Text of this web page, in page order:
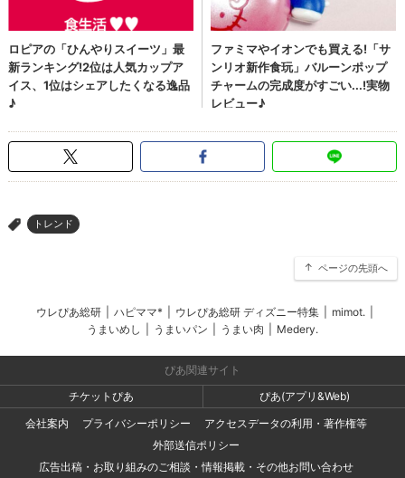
> トレンド
ページの先頭へ
ウレぴあ総研 ハピママ* ウレぴあ総研 ディズニー特集 mimot.
うまいめし
うまいパン うまい肉 Medery.
ぴあ関連サイト
チケットぴあ
ぴあ(アプリ&Web)
会社案内
プライバシーポリシー
アクセスデータの利用・著作権等
外部送信ポリシー
広告出稿・お取り組みのご相談・情報掲載・その他お問い合わせ